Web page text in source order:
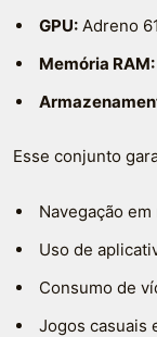
GPU: Adreno
Memória RAM:
Esse conjunto
Navegação
Uso de
Consumo de
Jogos casuais